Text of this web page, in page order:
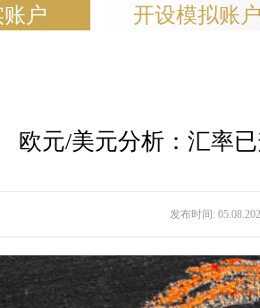
户 开设模拟账户
欧元/美元分析：汇率
发布时间: